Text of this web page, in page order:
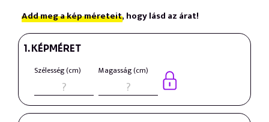
Add meg a kép méreteit, hogy lásd az árat!
1. KÉPMÉRET
Szélesség (cm) Magasság (cm)